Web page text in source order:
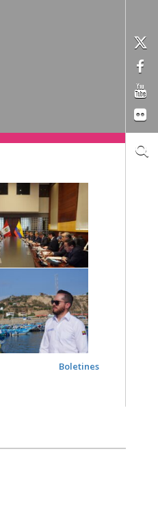
Boletines